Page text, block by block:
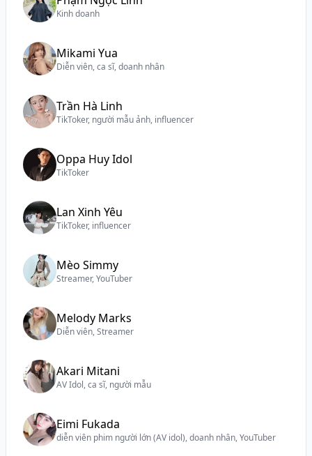
Kinh doanh
Mikami Yua
Diễn viên, ca sĩ, doanh nhân
Trần Hà Linh
TikToker, người mẫu ảnh, influencer
Oppa Huy Idol
TikToker
Lan Xinh Yêu
TikToker, influencer
Mèo Simmy
Streamer, YouTuber
Melody Marks
Diễn viên, Streamer
Akari Mitani
AV Idol, ca sĩ, người mẫu
Eimi Fukada
diễn viên phim người lớn (AV idol), doanh nhân, YouTuber